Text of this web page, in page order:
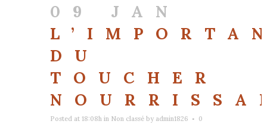
09 JAN
DU
TOUCHER
Posted at 18:08h in Non classé by admin1826
0